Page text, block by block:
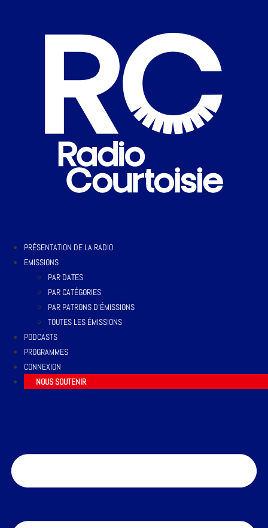
PRÉSENTATION DE LA RADIO
EMISSIONS
PAR DATES
PAR CATÉGORIES
PAR PATRONS D’ÉMISSIONS
TOUTES LES ÉMISSIONS
PODCASTS
PROGRAMMES
CONNEXION
NOUS SOUTENIR